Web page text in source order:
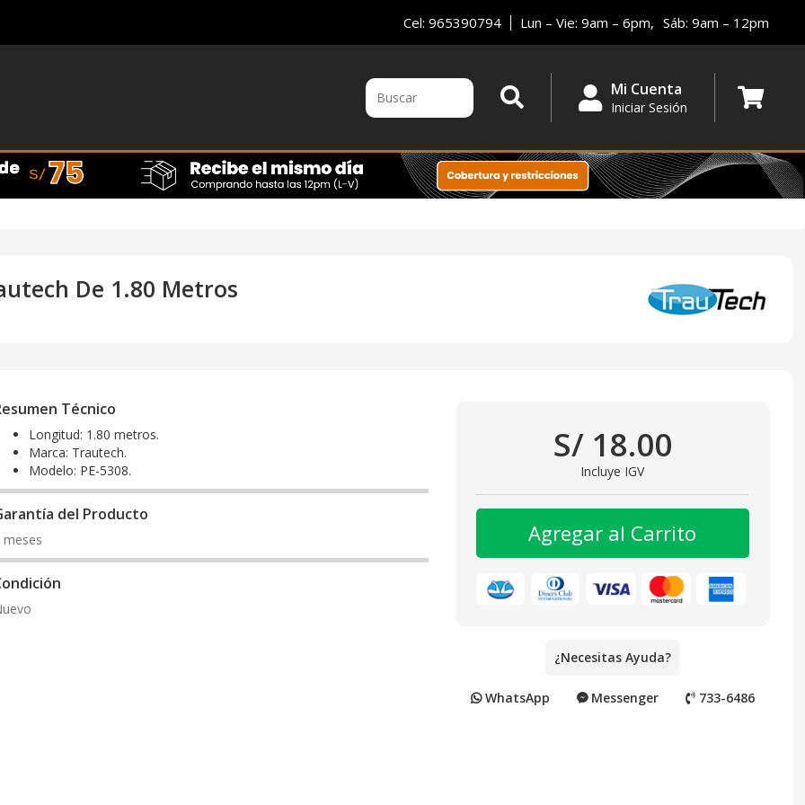
Cel: 965390794 Lun – Vie: 9am – 6pm, Sáb: 9am – 12pm
Mi Cuenta
Iniciar Sesión
De 1.80 Metros
Técnico
Longitud: 1.80 metros.
Marca: Trautech.
Modelo: PE-5308.
del Producto
meses
S/ 18.00
Incluye IGV
Agregar al Carrito
¿Necesitas Ayuda?
WhatsApp Messenger 733-6486